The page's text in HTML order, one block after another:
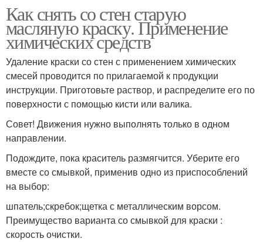
Как снять со стен старую
масляную краску. Применение
химических средств
Удаление краски со стен с применением химических
смесей проводится по прилагаемой к продукции
инструкции. Приготовьте раствор, и распределите его по
поверхности с помощью кисти или валика.
Совет! Движения нужно выполнять только в одном
направлении.
Подождите, пока краситель размягчится. Уберите его
вместе со смывкой, применив одно из приспособлений
на выбор:
шпатель;скребок;щетка с металлическим ворсом.
Преимущество варианта со смывкой для краски :
скорость очистки.